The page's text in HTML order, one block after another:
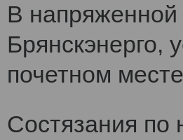
В
Брянскэнерго,
почетном
Состязания по